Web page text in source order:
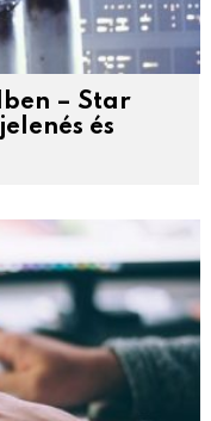
– Star
és